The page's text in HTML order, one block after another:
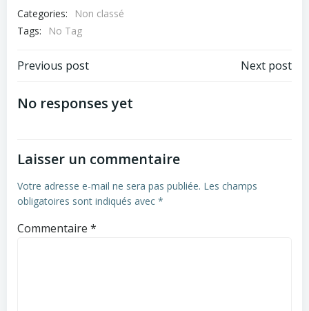
Categories:
Non classé
Tags:
No Tag
Navigation
de
Previous post
Navigation
Next post
No responses yet
Laisser un commentaire
Votre adresse e-mail ne sera pas publiée. Les champs
obligatoires sont indiqués avec *
Commentaire *